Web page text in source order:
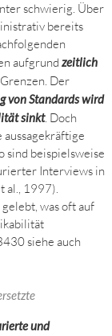
schwierig. Über
bereits
aufgrundzeitlich
Der
von Standards wird
sinkt. Doch
aussagekräftige
sind beispielsweise
Interviews in
al., 1997).
was oft auf
siehe auch
und